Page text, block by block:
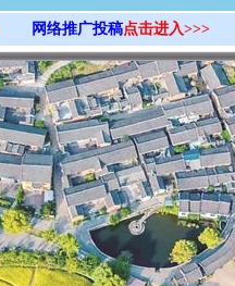
网络推广投稿点击进入>>>